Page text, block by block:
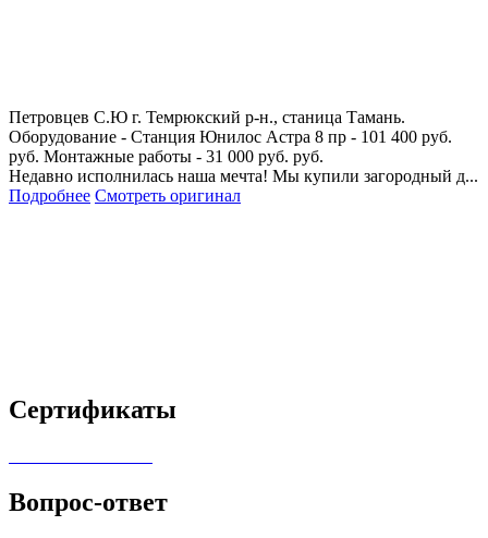
Петровцев С.Ю г. Темрюкский р-н., станица Тамань.
Оборудование - Станция Юнилос Астра 8 пр - 101 400 руб.
руб. Монтажные работы - 31 000 руб. руб.
Недавно исполнилась наша мечта! Мы купили загородный д...
Подробнее Смотреть оригинал
Сертификаты
Вопрос-ответ